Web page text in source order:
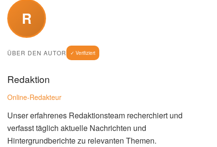
R
ÜBER DEN AUTOR ✓ Verifiziert
Redaktion
Online-Redakteur
Unser erfahrenes Redaktionsteam recherchiert und
verfasst täglich aktuelle Nachrichten und
Hintergrundberichte zu relevanten Themen.